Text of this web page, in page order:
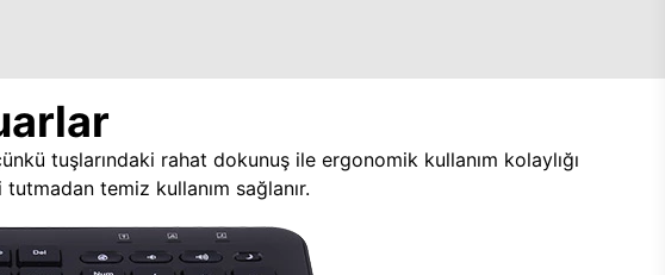
tuşlarındaki rahat dokunuş ile ergonomik kullanım kolaylığı
temiz kullanım sağlanır.